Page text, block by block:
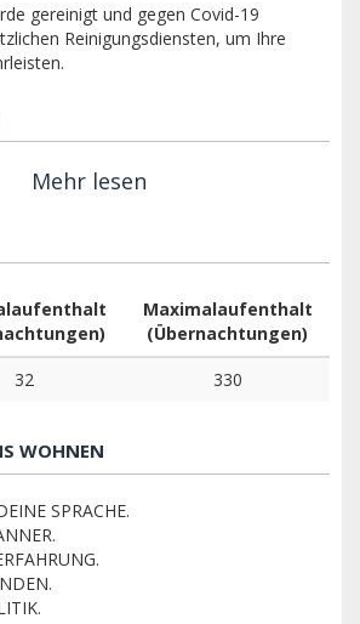
gereinigt und gegen Covid-19
Reinigungsdiensten, um Ihre
Mehr lesen
Maximalaufenthalt
(Übernachtungen)
32 330
WOHNEN
SPRACHE.